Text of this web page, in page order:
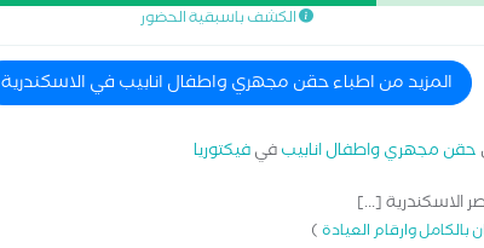
الكشف باسبقية الحضور
المزيد من اطباء حقن مجهري واطفال انابيب في الاسكندرية
حقن مجهري واطفال انابيبفيفيكتوريا
الاسكندرية [...]
وارقام العيادة)